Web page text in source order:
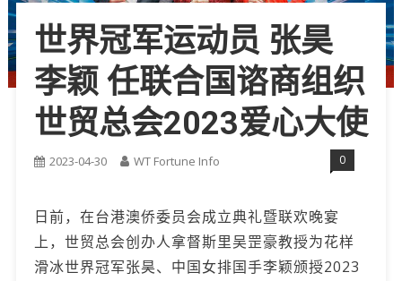
世界冠军运动员 张昊
李颖 任联合国谘商组织
世贸总会2023爱心大使
2023-04-30 WT Fortune Info 0
日前，在台港澳侨委员会成立典礼暨联欢晚宴
上，世贸总会创办人拿督斯里吴罡豪教授为花样
滑冰世界冠军张昊、中国女排国手李颖颁授2023